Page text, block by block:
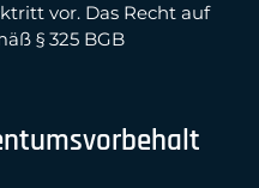
vor. Das Recht auf
§ 325 BGB